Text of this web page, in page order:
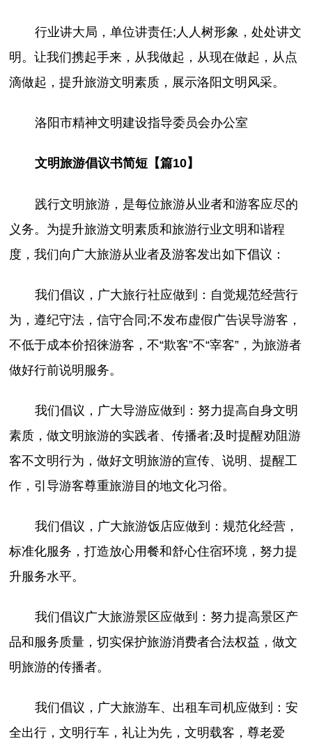
行业讲大局，单位讲责任;人人树形象，处处讲文
明。让我们携起手来，从我做起，从现在做起，从点
滴做起，提升旅游文明素质，展示洛阳文明风采。
洛阳市精神文明建设指导委员会办公室
文明旅游倡议书简短【篇10】
践行文明旅游，是每位旅游从业者和游客应尽的
义务。为提升旅游文明素质和旅游行业文明和谐程
度，我们向广大旅游从业者及游客发出如下倡议：
我们倡议，广大旅行社应做到：自觉规范经营行
为，遵纪守法，信守合同;不发布虚假广告误导游客，
不低于成本价招徕游客，不“欺客”不“宰客”，为旅游者
做好行前说明服务。
我们倡议，广大导游应做到：努力提高自身文明
素质，做文明旅游的实践者、传播者;及时提醒劝阻游
客不文明行为，做好文明旅游的宣传、说明、提醒工
作，引导游客尊重旅游目的地文化习俗。
我们倡议，广大旅游饭店应做到：规范化经营，
标准化服务，打造放心用餐和舒心住宿环境，努力提
升服务水平。
我们倡议广大旅游景区应做到：努力提高景区产
品和服务质量，切实保护旅游消费者合法权益，做文
明旅游的传播者。
我们倡议，广大旅游车、出租车司机应做到：安
全出行，文明行车，礼让为先，文明载客，尊老爱